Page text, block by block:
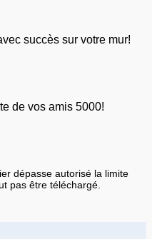
succès sur votre mur!
de vos amis 5000!
dépasse autorisé la limite
pas être téléchargé.